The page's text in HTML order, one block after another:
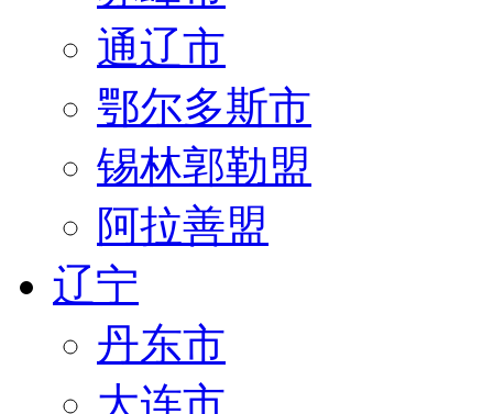
通辽市
鄂尔多斯市
锡林郭勒盟
阿拉善盟
辽宁
丹东市
大连市